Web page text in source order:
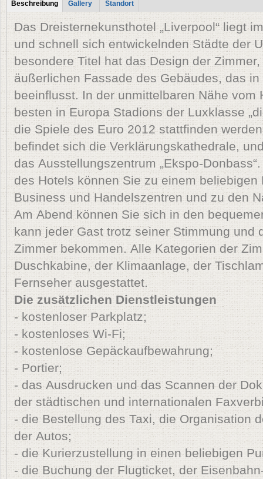
Tabs
Beschreibung
(aktiver Reiter)
Gallery Standort
Das Dreisternekunsthotel „Liverpool“ liegt
und schnell sich entwickelnden Städte der
besondere Titel hat das Design der
äußerlichen Fassade des Gebäudes, das
beeinflusst. In der unmittelbaren Nähe vom
besten in Europa Stadions der Luxklasse
die Spiele des Euro 2012 stattfinden
befindet sich die Verklärungskathedrale,
das Ausstellungszentrum „Ekspo-
des Hotels können Sie zu einem beliebigen
Business und Handelszentren und zu den
Am Abend können Sie sich in den
kann jeder Gast trotz seiner Stimmung und
Zimmer bekommen. Alle Kategorien der
Duschkabine, der Klimaanlage, der
Fernseher ausgestattet.
Die zusätzlichen Dienstleistungen
- kostenloser Parkplatz;
- kostenloses Wi-Fi;
- kostenlose Gepäckaufbewahrung;
- Portier;
- das Ausdrucken und das Scannen der
der städtischen und internationalen
- die Bestellung des Taxi, die Organisation
der Autos;
- die Kurierzustellung in einen beliebigen
- die Buchung der Flugticket, der